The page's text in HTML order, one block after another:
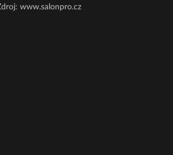
www.salonpro.cz